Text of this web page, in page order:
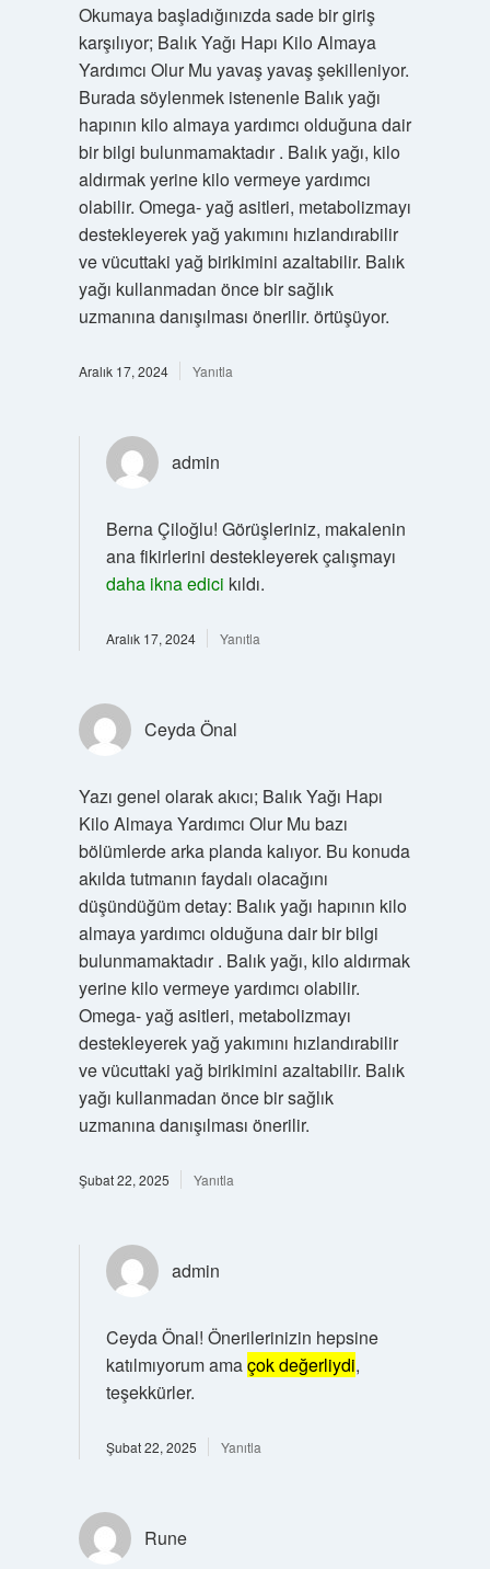
Okumaya başladığınızda sade bir giriş
karşılıyor; Balık Yağı Hapı Kilo Almaya
Yardımcı Olur Mu yavaş yavaş şekilleniyor.
Burada söylenmek istenenle Balık yağı
hapının kilo almaya yardımcı olduğuna dair
bir bilgi bulunmamaktadır . Balık yağı, kilo
aldırmak yerine kilo vermeye yardımcı
olabilir. Omega- yağ asitleri, metabolizmayı
destekleyerek yağ yakımını hızlandırabilir
ve vücuttaki yağ birikimini azaltabilir. Balık
yağı kullanmadan önce bir sağlık
uzmanına danışılması önerilir. örtüşüyor.
Aralık 17, 2024 Yanıtla
admin
Berna Çiloğlu! Görüşleriniz, makalenin
ana fikirlerini destekleyerek çalışmayı
daha ikna edici kıldı.
Aralık 17, 2024 Yanıtla
Ceyda Önal
Yazı genel olarak akıcı; Balık Yağı Hapı
Kilo Almaya Yardımcı Olur Mu bazı
bölümlerde arka planda kalıyor. Bu konuda
akılda tutmanın faydalı olacağını
düşündüğüm detay: Balık yağı hapının kilo
almaya yardımcı olduğuna dair bir bilgi
bulunmamaktadır . Balık yağı, kilo aldırmak
yerine kilo vermeye yardımcı olabilir.
Omega- yağ asitleri, metabolizmayı
destekleyerek yağ yakımını hızlandırabilir
ve vücuttaki yağ birikimini azaltabilir. Balık
yağı kullanmadan önce bir sağlık
uzmanına danışılması önerilir.
Şubat 22, 2025 Yanıtla
admin
Ceyda Önal! Önerilerinizin hepsine
katılmıyorum amaçok değerliydi,
teşekkürler.
Şubat 22, 2025 Yanıtla
Rune